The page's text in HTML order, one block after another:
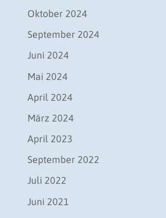
Oktober 2024
September 2024
Juni 2024
Mai 2024
April 2024
März 2024
April 2023
September 2022
Juli 2022
Juni 2021